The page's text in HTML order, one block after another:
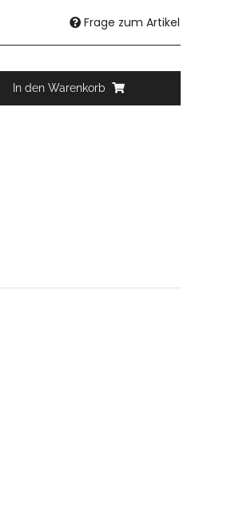
Frage zum Artikel
In den Warenkorb